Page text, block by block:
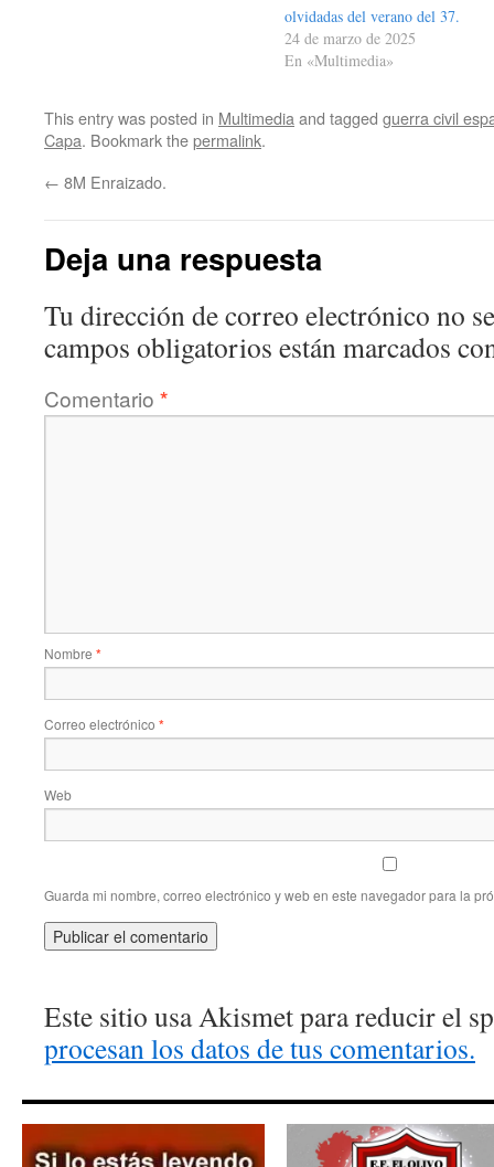
olvidadas del verano del 37.
24 de marzo de 2025
En «Multimedia»
This entry was posted in Multimedia and tagged guerra civil
Capa. Bookmark thepermalink.
← 8M Enraizado.
Deja una respuesta
Tu dirección de correo electrónico no
campos obligatorios están marcados
Comentario *
Nombre *
Correo electrónico *
Web
Guarda mi nombre, correo electrónico y web en este navegador para la
Este sitio usa Akismet para reducir el
procesan los datos de tus comentarios.